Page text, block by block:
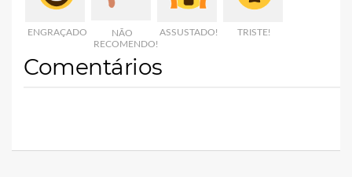
ENGRAÇADO
NÃO
RECOMENDO!
ASSUSTADO! TRISTE!
Comentários